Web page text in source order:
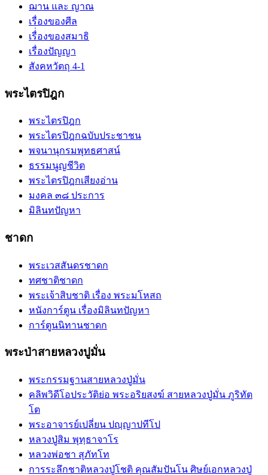
ฌาน และ ญาณ
เรื่องของศีล
เรื่่องของสมาธิ
เรื่องปัญญา
สังคหวัตถุ 4-1
พระไตรปิฎก
พระไตรปิฎก
พระไตรปิฎกฉบับประชาชน
พจนานุกรมพุทธศาสน์
ธรรมนูญชีวิต
พระไตรปิฎกเสียงอ่าน
มงคล ๓๘ ประการ
มิลินทปัญหา
ชาดก
พระเวสสันดรชาดก
ทศชาติชาดก
พระเจ้าสิบชาติ เรื่อง พระมโหสถ
หนังการ์ตูน เรื่องมิลินทปัญหา
การ์ตูนนิทานชาดก
พระป่าสายหลวงปูมั่น
พระกรรมฐานสายหลวงปู่มั่น
คลิพวิดีโอประวัติย่อ พระอริยสงฆ์ สายหลวงปู่มั่น ภูริทัต
โต
พระอาจารย์เปลี่ยน ปญฺญาปทีโป
หลวงปู่สิม พุทฺธาจาโร
หลวงพ่อชา สุภัทโท
การระลึกชาติหลวงปู่โชติ คุณสัมปันโน ศิษย์เอกหลวงปู่